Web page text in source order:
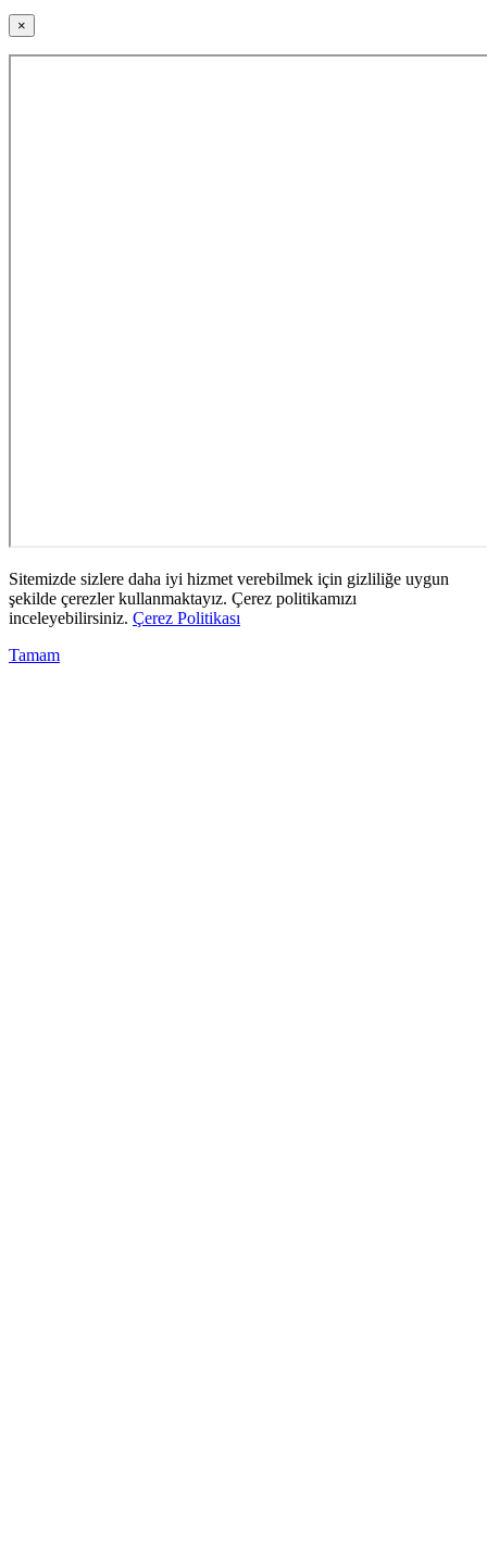
×
Sitemizde sizlere daha iyi hizmet verebilmek için gizliliğe uygun
şekilde çerezler kullanmaktayız. Çerez politikamızı
inceleyebilirsiniz. Çerez Politikası
Tamam